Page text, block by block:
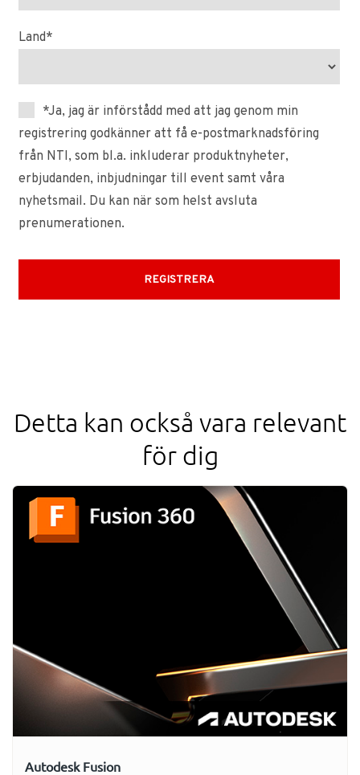
Detta kan också vara relevant
för dig
Autodesk Fusion